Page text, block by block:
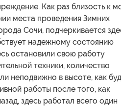
Как раз близость к
места проведения Зимних
Сочи, подчеркивается
надежному состоянию
остановили свою работу
техники, количество
неподвижно в высоте, как
работы после того, как
здесь работал всего один